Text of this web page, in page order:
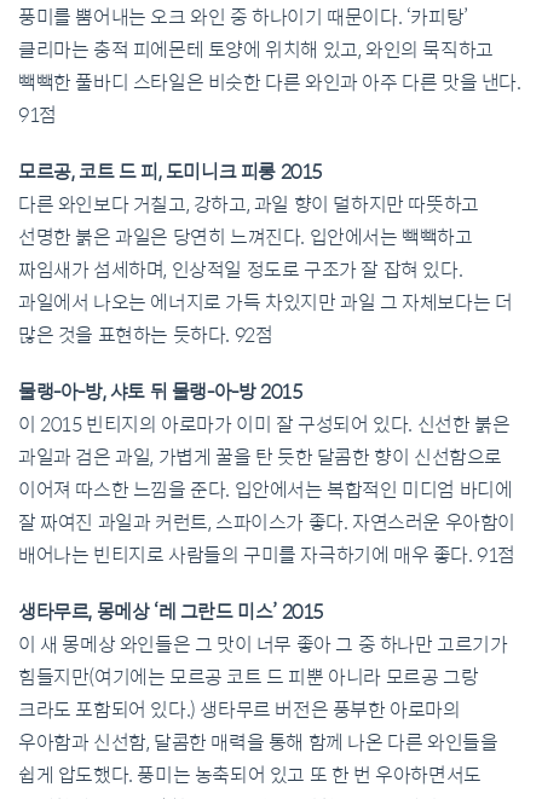
풍미를 뿜어내는 오크 와인 중 하나이기 때문이다. ‘카피탕’
클리마는 충적 피에몬테 토양에 위치해 있고, 와인의 묵직하고
빽빽한 풀바디 스타일은 비슷한 다른 와인과 아주 다른 맛을 낸다.
91점
모르공, 코트 드 피, 도미니크 피롱 2015
다른 와인보다 거칠고, 강하고, 과일 향이 덜하지만 따뜻하고
선명한 붉은 과일은 당연히 느껴진다. 입안에서는 빽빽하고
짜임새가 섬세하며, 인상적일 정도로 구조가 잘 잡혀 있다.
과일에서 나오는 에너지로 가득 차있지만 과일 그 자체보다는 더
많은 것을 표현하는 듯하다. 92점
물랭-아-방, 샤토 뒤 물랭-아-방 2015
이 2015 빈티지의 아로마가 이미 잘 구성되어 있다. 신선한 붉은
과일과 검은 과일, 가볍게 꿀을 탄 듯한 달콤한 향이 신선함으로
이어져 따스한 느낌을 준다. 입안에서는 복합적인 미디엄 바디에
잘 짜여진 과일과 커런트, 스파이스가 좋다. 자연스러운 우아함이
배어나는 빈티지로 사람들의 구미를 자극하기에 매우 좋다. 91점
생타무르, 몽메상 ‘레 그란드 미스’ 2015
이 새 몽메상 와인들은 그 맛이 너무 좋아 그 중 하나만 고르기가
힘들지만(여기에는 모르공 코트 드 피뿐 아니라 모르공 그랑
크라도 포함되어 있다.) 생타무르 버전은 풍부한 아로마의
우아함과 신선함, 달콤한 매력을 통해 함께 나온 다른 와인들을
쉽게 압도했다. 풍미는 농축되어 있고 또 한 번 우아하면서도